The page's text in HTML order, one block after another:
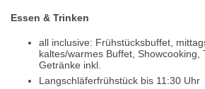
Essen & Trinken
all inclusive: Frühstücksbuffet,
kaltes/warmes Buffet, Showcooking,
Getränke inkl.
Langschläferfrühstück bis 11:30 Uhr